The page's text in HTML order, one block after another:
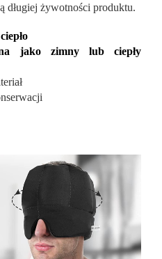
długiej żywotności produktu.
jako zimny lub ciepły